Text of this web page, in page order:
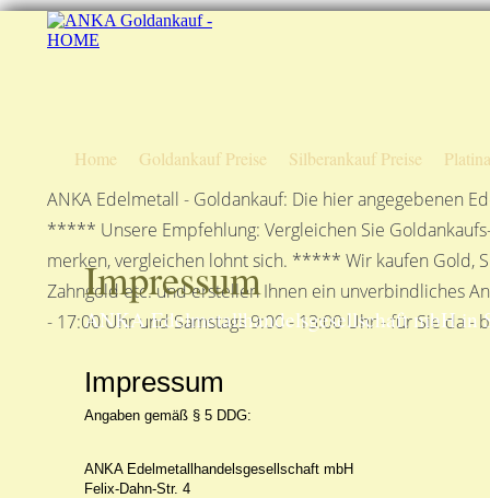
Home Goldankauf Preise Silberankauf Preise
ANKA Edelmetall - Goldankauf: Die hier angegebenen
***** Unsere Empfehlung: Vergleichen Sie
merken, vergleichen lohnt sich. ***** Wir kaufen Gold,
Zahngold etc. und erstellen Ihnen ein unverbindliches
- 17:00 Uhr und Samstags 9:00 - 13:00 Uhr - für Sie
Impressum
ANKA Edelmetallhandelsgesellschaft mbH in
Impressum
Angaben gemäß § 5 DDG:
ANKA Edelmetallhandelsgesellschaft mbH
Felix-Dahn-Str. 4